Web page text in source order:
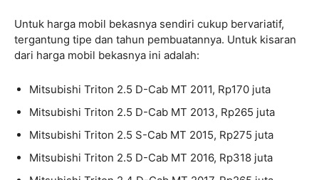
Untuk harga mobil bekasnya sendiri cukup bervariatif,
tergantung tipe dan tahun pembuatannya. Untuk kisaran
dari harga mobil bekasnya ini adalah:
Mitsubishi Triton 2.5 D-Cab MT 2011, Rp170 juta
Mitsubishi Triton 2.5 D-Cab MT 2013, Rp265 juta
Mitsubishi Triton 2.5 S-Cab MT 2015, Rp275 juta
Mitsubishi Triton 2.5 D-Cab MT 2016, Rp318 juta